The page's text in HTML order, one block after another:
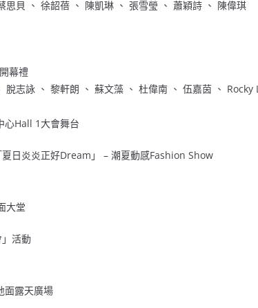
思貝 、 徐韶蓓 、 陳凱琳 、 張雪瑩 、 蕭穎詩 、 陳偉琪
幕禮
脫志詠 、 黎軒朗 、 蘇文藻 、 杜偉南 、 伍嘉茵 、 Rocky
心Hall 1大會舞台
日炎炎正好Dream」 – 潮夏動感Fashion Show
大堂
活動
面露天廣場